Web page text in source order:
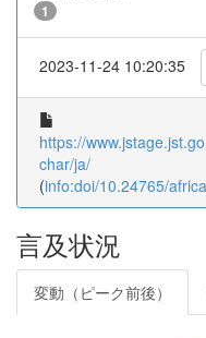
1
2023-11-24 10:20:35
https://
char/ja/
(info:doi/10.24765/
言及状況
変動（ピーク前後）